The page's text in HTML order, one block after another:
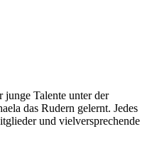
Talente unter der
das Rudern gelernt. Jedes
und vielversprechende